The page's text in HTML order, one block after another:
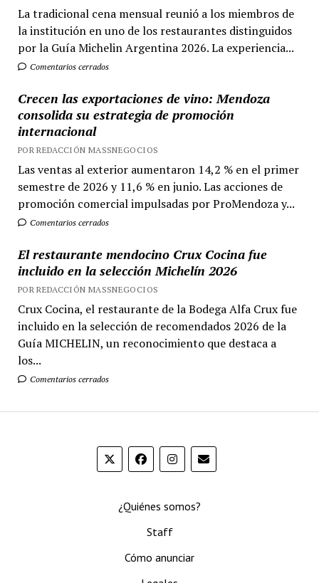
La tradicional cena mensual reunió a los miembros de
la institución en uno de los restaurantes distinguidos
por la Guía Michelin Argentina 2026. La experiencia...
Comentarios cerrados
Crecen las exportaciones de vino: Mendoza
consolida su estrategia de promoción
internacional
POR REDACCIÓN MASSNEGOCIOS
Las ventas al exterior aumentaron 14,2 % en el primer
semestre de 2026 y 11,6 % en junio. Las acciones de
promoción comercial impulsadas por ProMendoza y...
Comentarios cerrados
El restaurante mendocino Crux Cocina fue
incluido en la selección Michelín 2026
POR REDACCIÓN MASSNEGOCIOS
Crux Cocina, el restaurante de la Bodega Alfa Crux fue
incluido en la selección de recomendados 2026 de la
Guía MICHELIN, un reconocimiento que destaca a
los...
Comentarios cerrados
¿Quiénes somos?
Staff
Cómo anunciar